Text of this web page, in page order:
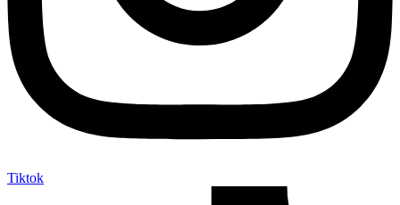
Tiktok